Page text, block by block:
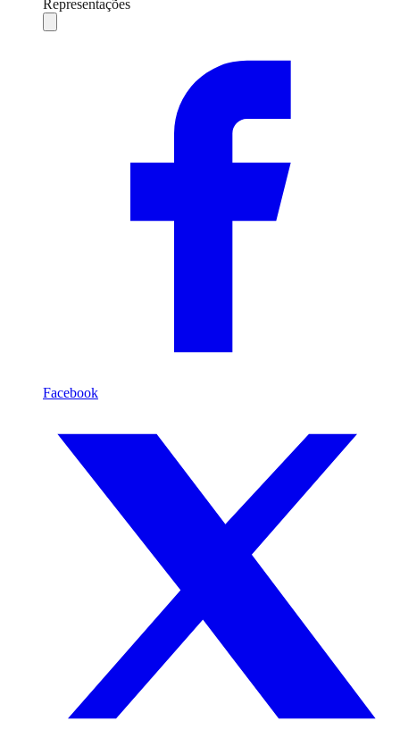
Representações
Compartilhar
Facebook